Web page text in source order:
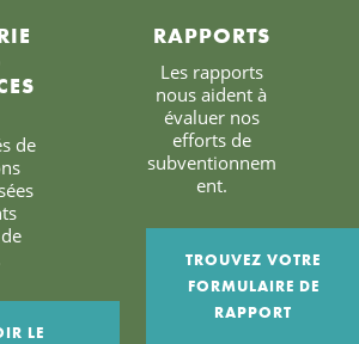
de
LE
RAPPORTS
Les rapports
nous aident à
évaluer nos
efforts de
subventionnem
ent.
TROUVEZ VOTRE
FORMULAIRE DE
RAPPORT